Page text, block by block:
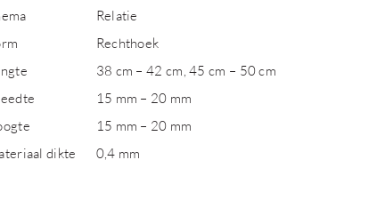
Relatie
Rechthoek
38 cm – 42 cm, 45 cm – 50 cm
15 mm – 20 mm
15 mm – 20 mm
dikte
0,4 mm